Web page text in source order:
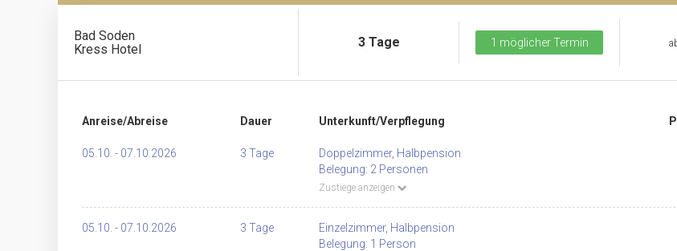
Bad Soden
Kress Hotel
3 Tage 1 möglicher Termin
Anreise/Abreise Dauer Unterkunft/Verpflegung
05.10. - 07.10.2026 3 Tage
Doppelzimmer, Halbpension
Belegung: 2 Personen
Zustiege anzeigen
05.10. - 07.10.2026 3 Tage
Einzelzimmer, Halbpension
Belegung: 1 Person